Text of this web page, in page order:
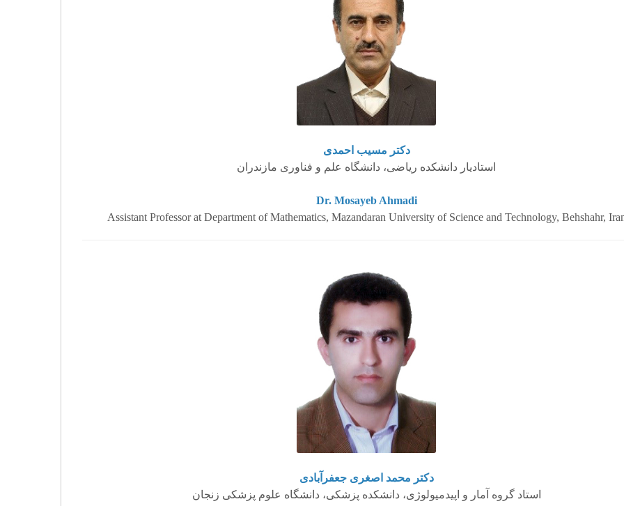
دکتر مسیب احمدی
استادیار دانشکده ریاضی، دانشگاه علم و فناوری مازندران
Dr. Mosayeb Ahmadi
Assistant Professor at Department of Mathematics, Mazandaran University of Science and Technology, Behshahr,
دکتر محمد اصغری جعفرآبادی
استاد گروه آمار و اپیدمیولوژی، دانشکده پزشکی، دانشگاه علوم پزشکی زنجان